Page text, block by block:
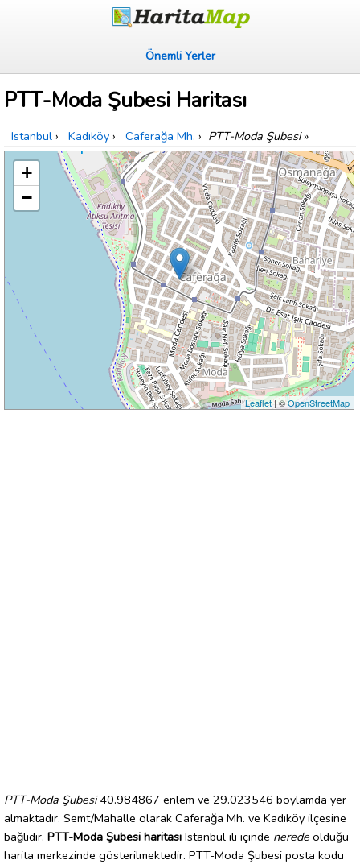
Önemli Yerler
PTT-Moda Şubesi Haritası
Istanbul › Kadıköy › Caferağa Mh. › PTT-Moda Şubesi»
+
−
Leaflet| ©OpenStreetMap
PTT-Moda Şubesi40.984867 enlem ve 29.023546 boylamda yer
almaktadır. Semt/Mahalle olarak Caferağa Mh. ve Kadıköy ilçesine
bağlıdır. PTT-Moda Şubesi haritası Istanbul ili içinde nerede olduğu
harita merkezinde gösterilmektedir. PTT-Moda Şubesi posta kodu